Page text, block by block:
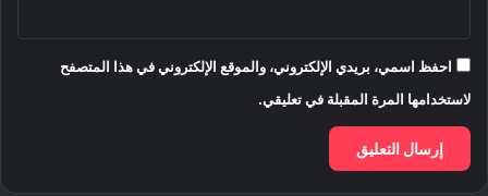
احفظ اسمي، بريدي الإلكتروني، والموقع الإلكتروني في هذا المتصفح
لاستخدامها المرة المقبلة في تعليقي.